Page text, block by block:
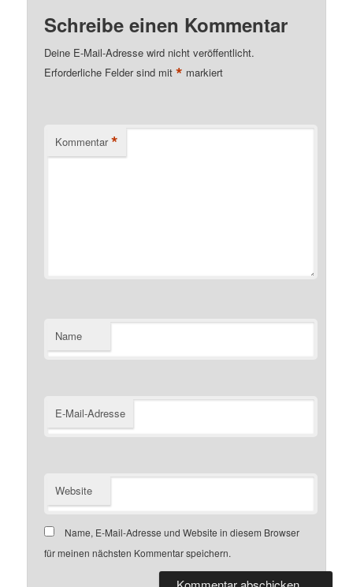
Schreibe einen Kommentar
Deine E-Mail-Adresse wird nicht veröffentlicht.
Erforderliche Felder sind mit* markiert
Kommentar *
Name
E-Mail-Adresse
Website
Name, E-Mail-Adresse und Website in diesem Browser
für meinen nächsten Kommentar speichern.